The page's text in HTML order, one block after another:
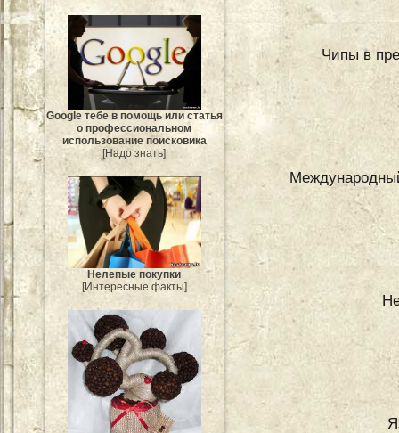
Google тебе в помощь или статья
о профессиональном
использование поисковика
[Надо знать]
Нелепые покупки
[Интересные факты]
Чипы в